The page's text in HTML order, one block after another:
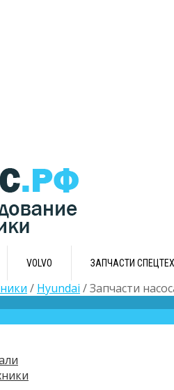
VOLVO ЗАПЧАСТИ
/ Hyundai / Запчасти